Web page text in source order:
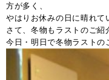
方が多く、
やはりお休みの日に晴れて
さて、冬物もラストのご紹
今日・明日で冬物ラストの